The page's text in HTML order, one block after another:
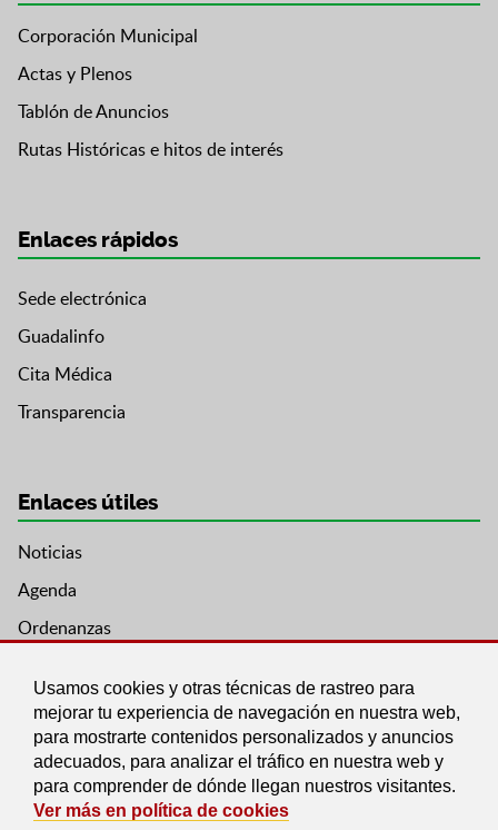
Usamos cookies y otras técnicas de rastreo para
mejorar tu experiencia de navegación en nuestra web,
para mostrarte contenidos personalizados y anuncios
adecuados, para analizar el tráfico en nuestra web y
para comprender de dónde llegan nuestros visitantes.
Ver más en política de cookies
Corporación Municipal
Actas y Plenos
Tablón de Anuncios
Rutas Históricas e hitos de interés
Enlaces rápidos
Sede electrónica
Guadalinfo
Cita Médica
Transparencia
Enlaces útiles
Noticias
Agenda
Ordenanzas